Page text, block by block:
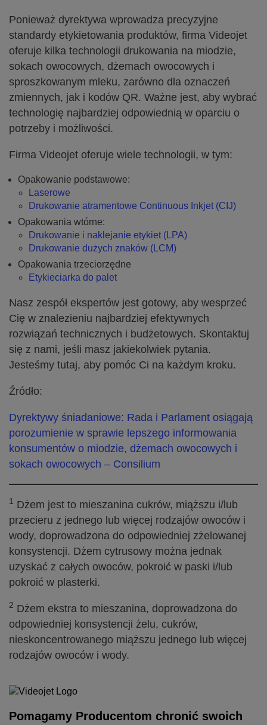
Ponieważ dyrektywa wprowadza precyzyjne
standardy etykietowania produktów, firma Videojet
oferuje kilka technologii drukowania na miodzie,
sokach owocowych, dżemach owocowych i
sproszkowanym mleku, zarówno dla oznaczeń
zmiennych, jak i kodów QR. Ważne jest, aby wybrać
technologię najbardziej odpowiednią w oparciu o
potrzeby i możliwości.
Firma Videojet oferuje wiele technologii, w tym:
Opakowanie podstawowe:
Laserowe
Drukowanie atramentowe Continuous Inkjet (CIJ)
Opakowania wtórne:
Drukowanie i naklejanie etykiet (LPA)
Drukowanie dużych znaków (LCM)
Opakowania trzeciorzędne
Etykieciarka do palet
Nasz zespół ekspertów jest gotowy, aby wesprzeć
Cię w znalezieniu najbardziej efektywnych
rozwiązań technicznych i budżetowych. Skontaktuj
się z nami, jeśli masz jakiekolwiek pytania.
Jesteśmy tutaj, aby pomóc Ci na każdym kroku.
Źródło:
Dyrektywy śniadaniowe: Rada i Parlament osiągają
porozumienie w sprawie lepszego informowania
konsumentów o miodzie, dżemach owocowych i
sokach owocowych – Consilium
1 Dżem jest to mieszanina cukrów, miąższu i/lub
przecieru z jednego lub więcej rodzajów owoców i
wody, doprowadzona do odpowiedniej zżelowanej
konsystencji. Dżem cytrusowy można jednak
uzyskać z całych owoców, pokroić w paski i/lub
pokroić w plasterki.
2 Dżem ekstra to mieszanina, doprowadzona do
odpowiedniej konsystencji żelu, cukrów,
nieskoncentrowanego miąższu jednego lub więcej
rodzajów owoców i wody.
Pomagamy Producentom chronić swoich